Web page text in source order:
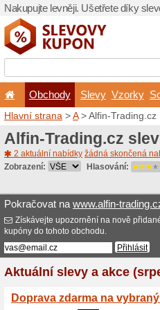
Nakupujte
Hlavní strana